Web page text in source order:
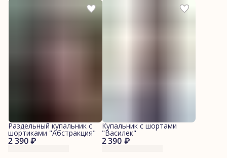
2 390 ₽
Раздельный купальник с
шортиками "Абстракция"
2 390 ₽
Купальник с шортами
"Василек"